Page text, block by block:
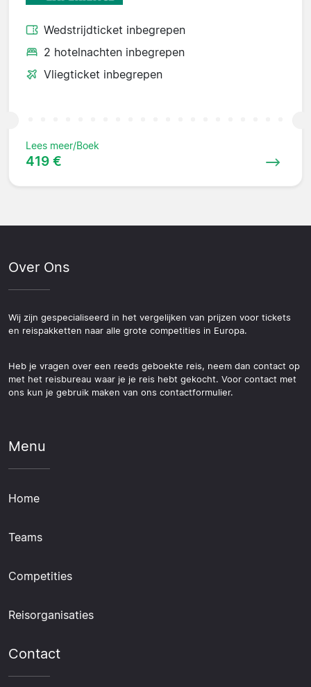
Wedstrijdticket inbegrepen
2 hotelnachten inbegrepen
Vliegticket inbegrepen
Lees meer/Boek
419 €
Over Ons
Wij zijn gespecialiseerd in het vergelijken van prijzen voor tickets
en reispakketten naar alle grote competities in Europa.
Heb je vragen over een reeds geboekte reis, neem dan contact op
met het reisbureau waar je je reis hebt gekocht. Voor contact met
ons kun je gebruik maken van ons contactformulier.
Menu
Home
Teams
Competities
Reisorganisaties
Contact